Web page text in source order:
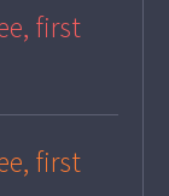
first
first